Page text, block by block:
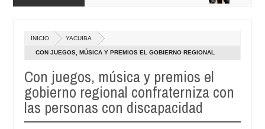
robo y queda herido de bala en Chimoré
Aug
2026
0
a 12 ministerios y concentra competencias estratégicas
INICIO YACUIBA
CON JUEGOS, MÚSICA Y PREMIOS EL GOBIERNO REGIONAL
Con juegos, música y premios el
gobierno regional confraterniza con
las personas con discapacidad